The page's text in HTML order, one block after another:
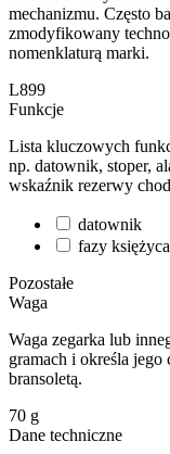
mechanizmu. Często
zmodyfikowany
nomenklaturą marki.
L899
Funkcje
Lista kluczowych
np. datownik, stoper,
wskaźnik rezerwy
datownik
fazy księżyca
Pozostałe
Waga
Waga zegarka lub
gramach i określa jego
bransoletą.
70 g
Dane techniczne